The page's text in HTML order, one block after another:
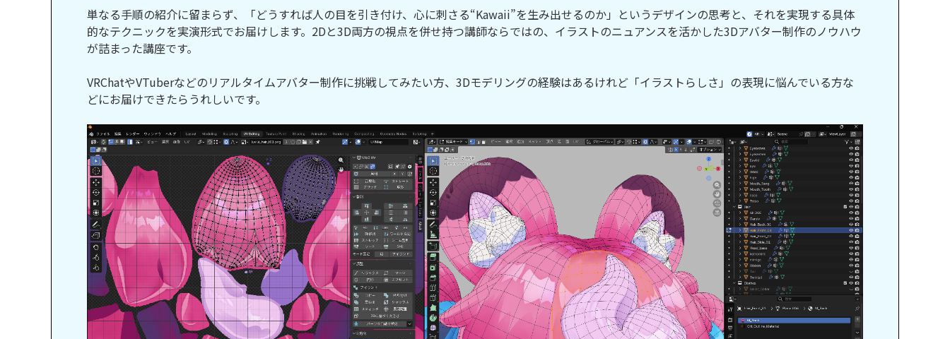
単なる手順の紹介に留まらず、「どうすれば人の目を引き付け、心に刺さる“Kawaii”を生み出せるのか」というデザインの思考と、それを実現する具体
的なテクニックを実演形式でお届けします。2Dと3D両方の視点を併せ持つ講師ならではの、イラストのニュアンスを活かした3Dアバター制作のノウハウ
が詰まった講座です。
VRChatやVTuberなどのリアルタイムアバター制作に挑戦してみたい方、3Dモデリングの経験はあるけれど「イラストらしさ」の表現に悩んでいる方な
どにお届けできたらうれしいです。